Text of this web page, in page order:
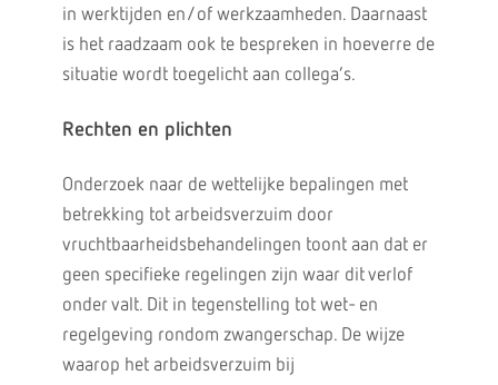
in werktijden en/of werkzaamheden. Daarnaast
is het raadzaam ook te bespreken in hoeverre de
situatie wordt toegelicht aan collega’s.
Rechten en plichten
Onderzoek naar de wettelijke bepalingen met
betrekking tot arbeidsverzuim door
vruchtbaarheidsbehandelingen toont aan dat er
geen specifieke regelingen zijn waar dit verlof
onder valt. Dit in tegenstelling tot wet- en
regelgeving rondom zwangerschap. De wijze
waarop het arbeidsverzuim bij